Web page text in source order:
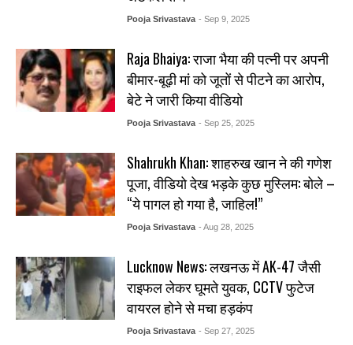
Pooja Srivastava - Sep 9, 2025
Raja Bhaiya: राजा भैया की पत्नी पर अपनी
बीमार-बूढ़ी मां को जूतों से पीटने का आरोप,
बेटे ने जारी किया वीडियो
Pooja Srivastava - Sep 25, 2025
Shahrukh Khan: शाहरुख खान ने की गणेश
पूजा, वीडियो देख भड़के कुछ मुस्लिम: बोले –
“ये पागल हो गया है, जाहिल!”
Pooja Srivastava - Aug 28, 2025
Lucknow News: लखनऊ में AK-47 जैसी
राइफल लेकर घूमते युवक, CCTV फुटेज
वायरल होने से मचा हड़कंप
Pooja Srivastava - Sep 27, 2025